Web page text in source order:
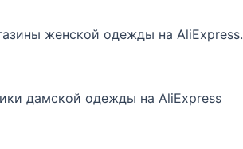
женской одежды на AliExpress.
дамской одежды на AliExpress